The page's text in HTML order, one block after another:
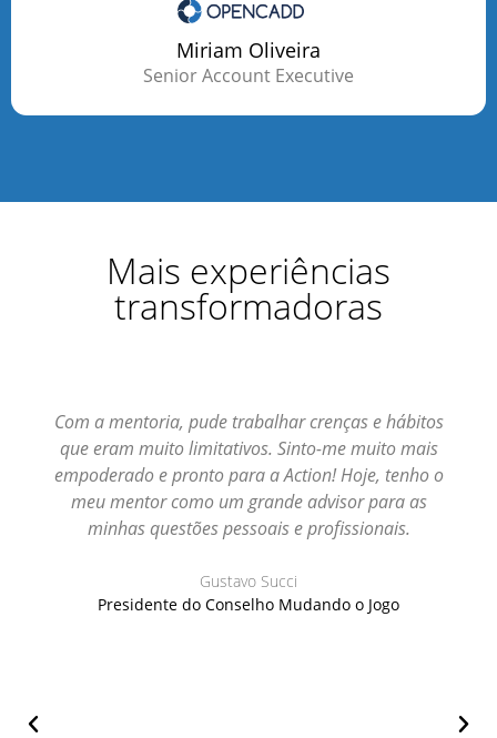
Miriam Oliveira
Senior Account Executive
Mais experiências
transformadoras
Com a mentoria, pude trabalhar crenças e hábitos
que eram muito limitativos. Sinto-me muito mais
empoderado e pronto para a Action! Hoje, tenho o
meu mentor como um grande advisor para as
minhas questões pessoais e profissionais.
Gustavo Succi
Presidente do Conselho Mudando o Jogo